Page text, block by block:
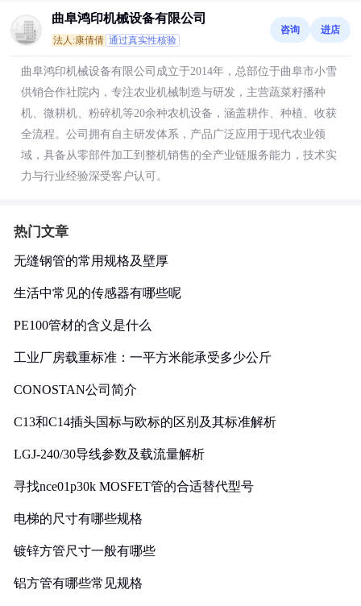
曲阜鸿印机械设备有限公司
法人:康倩倩 通过真实性核验
咨询 进店
曲阜鸿印机械设备有限公司成立于2014年，总部位于曲阜市小雪
供销合作社院内，专注农业机械制造与研发，主营蔬菜籽播种
机、微耕机、粉碎机等20余种农机设备，涵盖耕作、种植、收获
全流程。公司拥有自主研发体系，产品广泛应用于现代农业领
域，具备从零部件加工到整机销售的全产业链服务能力，技术实
力与行业经验深受客户认可。
热门文章
无缝钢管的常用规格及壁厚
生活中常见的传感器有哪些呢
PE100管材的含义是什么
工业厂房载重标准：一平方米能承受多少公斤
CONOSTAN公司简介
C13和C14插头国标与欧标的区别及其标准解析
LGJ-240/30导线参数及载流量解析
寻找nce01p30k MOSFET管的合适替代型号
电梯的尺寸有哪些规格
镀锌方管尺寸一般有哪些
铝方管有哪些常见规格